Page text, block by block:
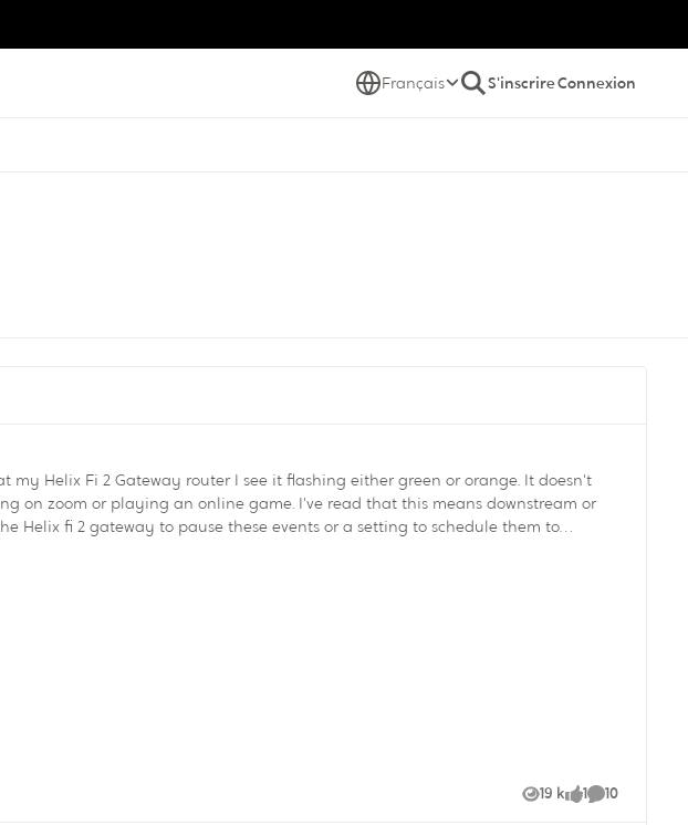
Français S'inscrireConnexion
Helix Fi 2 Gateway router I see it flashing either green or orange. It doesn't
on zoom or playing an online game. I've read that this means downstream or
Helix fi 2 gateway to pause these events or a setting to schedule them to
19 k
Vues 1
like 10